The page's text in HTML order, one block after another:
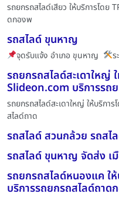
รถยกรถสไลด์เสียว ให้บริการโดย
ดกองพ
รถสไลด์ ขุนหาญ
จุดรับแจ้ง อำเภอ ขุนหาญ
รถยกรถสไลด์สะเดาใหญ่
Slideon.com บริการรถ
รถยกรถสไลด์สะเดาใหญ่ ให้บริก
สไลด์ถาด
รถสไลด์ สวนกล้วย รถสไ
รถสไลด์ ขุนหาญ จัดส่ง เ
รถยกรถสไลด์หนองแค ใ
บริการรถยกรถสไลด์ถาด